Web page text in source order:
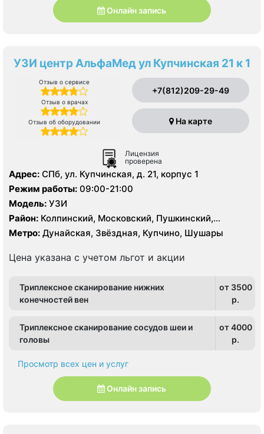
Онлайн запись
УЗИ центр АльфаМед ул Купчинская 21 к 1
Отзыв о сервисе
Отзыв о врачах
Отзыв об оборудовании
+7(812)209-29-49
На карте
Лицензия
проверена
Адрес: СПб, ул. Купчинская, д. 21, корпус 1
Режим работы: 09:00-21:00
Модель: УЗИ
Район: Колпинский, Московский, Пушкинский,
Фрунзенский
Метро: Дунайская, Звёздная, Купчино, Шушары
Цена указана с учетом льгот и акции
Триплексное сканирование нижних
конечностей вен
от 3500
p.
Триплексное сканирование сосудов шеи и
головы
от 4000
p.
Просмотр всех цен и услуг
Онлайн запись